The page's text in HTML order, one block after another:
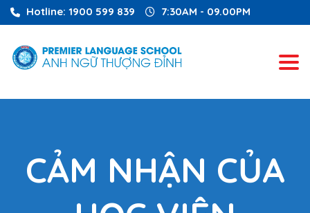
7:30AM - 09.00PM
Hotline: 1900 599 839
CẢM NHẬN CỦA